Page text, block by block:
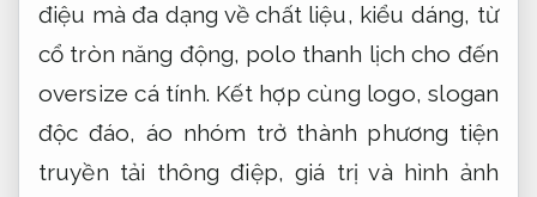
điệu mà đa dạng về chất liệu, kiểu dáng, từ
cổ tròn năng động, polo thanh lịch cho đến
oversize cá tính. Kết hợp cùng logo, slogan
độc đáo, áo nhóm trở thành phương tiện
truyền tải thông điệp, giá trị và hình ảnh